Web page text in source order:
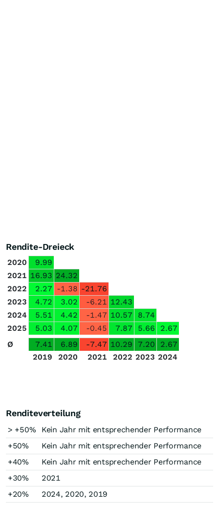
Rendite-Dreieck
2020
9.99
2021 16.93 24.32
2022
2.27 -1.38 -21.76
2023
4.72 3.02 -6.21 12.43
2024
5.51 4.42 -1.47 10.57
8.74
2025
5.03 4.07 -0.45 7.87 5.66
2.67
Ø
7.41 6.89 -7.47 10.29 7.20
2.67
2019
2020 2021 2022 2023 2024
Renditeverteilung
> +50%
Kein Jahr mit entsprechender Performance
+50%
Kein Jahr mit entsprechender Performance
+40%
Kein Jahr mit entsprechender Performance
+30%
2021
+20%
2024, 2020, 2019